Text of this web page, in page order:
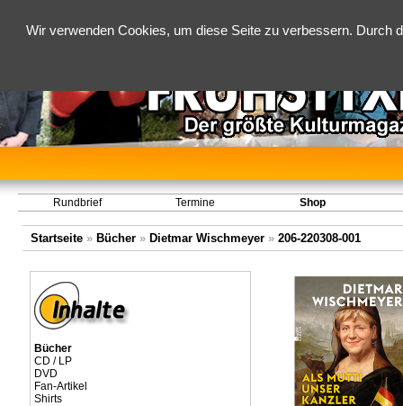
Wir verwenden Cookies, um diese Seite zu verbessern.
Rundbrief Termine Shop
Startseite» Bücher» Dietmar Wischmeyer» 206-220308-001
Bücher
CD / LP
DVD
Fan-Artikel
Shirts